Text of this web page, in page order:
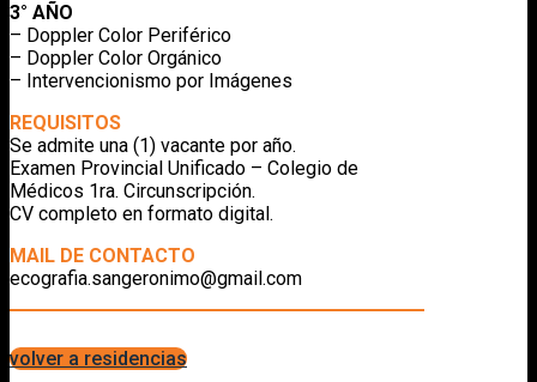
3° AÑO
– Doppler Color Periférico
– Doppler Color Orgánico
– Intervencionismo por Imágenes
REQUISITOS
Se admite una (1) vacante por año.
Examen Provincial Unificado – Colegio de
Médicos 1ra. Circunscripción.
CV completo en formato digital.
MAIL DE CONTACTO
ecografia.sangeronimo@gmail.com
volver a residencias